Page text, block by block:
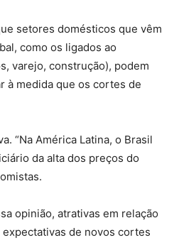
setores domésticos que vêm
como os ligados ao
varejo, construção), podem
à medida que os cortes de
“Na América Latina, o Brasil
da alta dos preços do
opinião, atrativas em relação
de novos cortes